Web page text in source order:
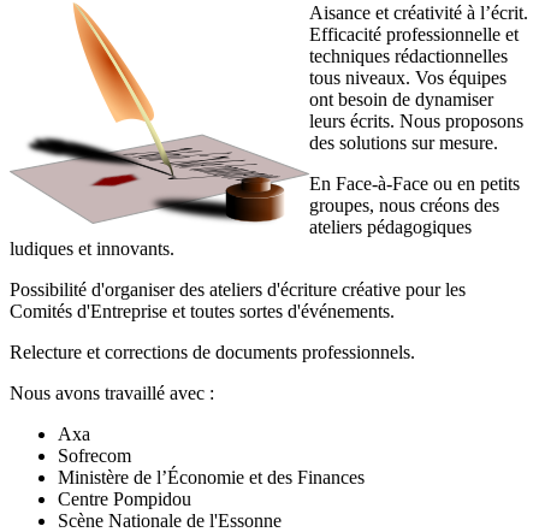
Aisance et créativité à l’écrit.
Efficacité professionnelle et
techniques rédactionnelles
tous niveaux. Vos équipes
ont besoin de dynamiser
leurs écrits. Nous proposons
des solutions sur mesure.
En Face-à-Face ou en petits
groupes, nous créons des
ateliers pédagogiques
ludiques et innovants.
Possibilité d'organiser des ateliers d'écriture créative pour les
Comités d'Entreprise et toutes sortes d'événements.
Relecture et corrections de documents professionnels.
Nous avons travaillé avec :
Axa
Sofrecom
Ministère de l’Économie et des Finances
Centre Pompidou
Scène Nationale de l'Essonne